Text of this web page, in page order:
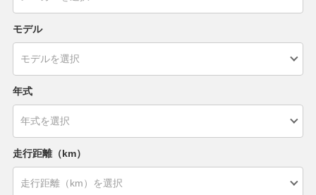
モデル
年式
走行距離（km）